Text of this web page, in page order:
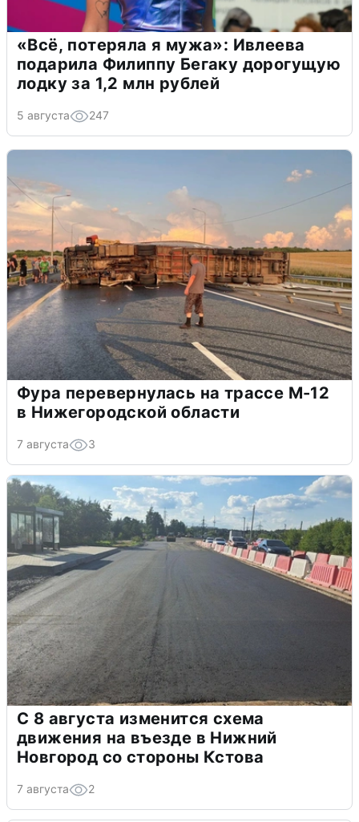
«Всё, потеряла я мужа»: Ивлеева
подарила Филиппу Бегаку дорогущую
лодку за 1,2 млн рублей
5 августа 247
Фура перевернулась на трассе М-12
в Нижегородской области
7 августа 3
С 8 августа изменится схема
движения на въезде в Нижний
Новгород со стороны Кстова
7 августа 2